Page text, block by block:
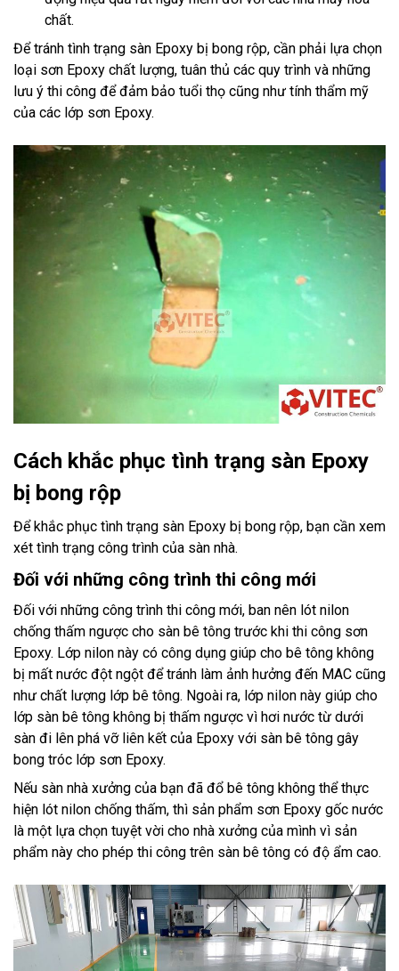
chất.
Để tránh tình trạng sàn Epoxy bị bong rộp, cần phải lựa chọn
loại sơn Epoxy chất lượng, tuân thủ các quy trình và những
lưu ý thi công để đảm bảo tuổi thọ cũng như tính thẩm mỹ
của các lớp sơn Epoxy.
Cách khắc phục tình trạng sàn Epoxy
bị bong rộp
Để khắc phục tình trạng sàn Epoxy bị bong rộp, bạn cần xem
xét tình trạng công trình của sàn nhà.
Đối với những công trình thi công mới
Đối với những công trình thi công mới, ban nên lót nilon
chống thấm ngược cho sàn bê tông trước khi thi công sơn
Epoxy. Lớp nilon này có công dụng giúp cho bê tông không
bị mất nước đột ngột để tránh làm ảnh hưởng đến MAC cũng
như chất lượng lớp bê tông. Ngoài ra, lớp nilon này giúp cho
lớp sàn bê tông không bị thấm ngược vì hơi nước từ dưới
sàn đi lên phá vỡ liên kết của Epoxy với sàn bê tông gây
bong tróc lớp sơn Epoxy.
Nếu sàn nhà xưởng của bạn đã đổ bê tông không thể thực
hiện lót nilon chống thấm, thì sản phẩm sơn Epoxy gốc nước
là một lựa chọn tuyệt vời cho nhà xưởng của mình vì sản
phẩm này cho phép thi công trên sàn bê tông có độ ẩm cao.